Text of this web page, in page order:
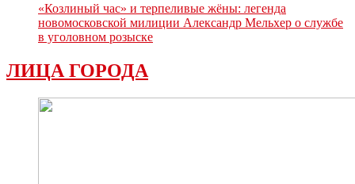
«Козлиный час» и терпеливые жёны: легенда
новомосковской милиции Александр Мельхер о службе
в уголовном розыске
ЛИЦА ГОРОДА